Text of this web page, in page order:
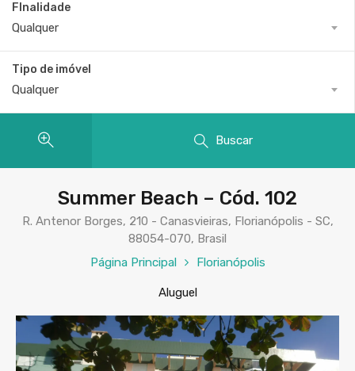
FInalidade
Qualquer
Tipo de imóvel
Qualquer
Buscar
Summer Beach – Cód. 102
R. Antenor Borges, 210 - Canasvieiras, Florianópolis - SC,
88054-070, Brasil
Página Principal
Florianópolis
Aluguel